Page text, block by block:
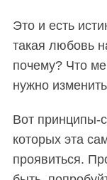
Это и есть
такая любовь
почему? Что
нужно
Вот принципы-
которых эта
проявиться.